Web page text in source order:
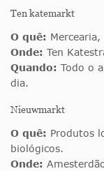
Ten katemarkt
O quê:
Onde: Ten
Quando: Todo o
dia.
Nieuwmarkt
O quê: Produtos
biológicos.
Onde: